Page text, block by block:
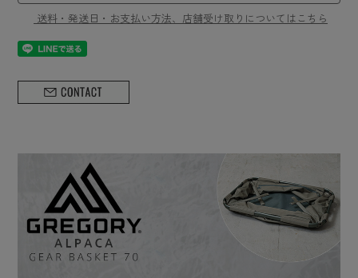
送料・発送日・お支払い方法、店舗受け取りについてはこちら